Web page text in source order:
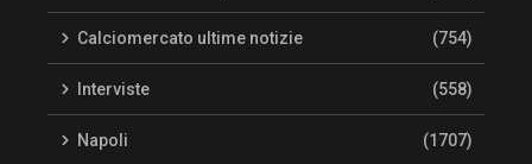
Calciomercato ultime notizie (754)
Interviste (558)
Napoli (1707)